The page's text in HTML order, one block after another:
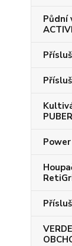
Půdní